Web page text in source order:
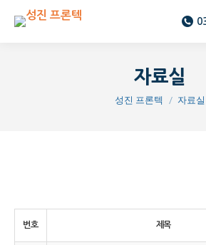
자료실
You are here:
성진 프론텍 자료실
번호 제목